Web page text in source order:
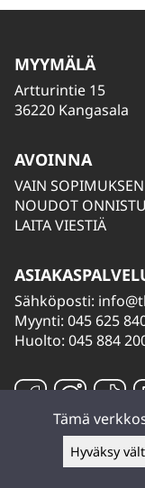
MYYMÄLÄ
Artturintie 15
36220 Kangasala
AVOINNA
VAIN
NOUDOT
LAITA VIESTIÄ
Sähköposti:
Myynti: 045 625
Huolto: 045 884
Tämä
Hyväksy